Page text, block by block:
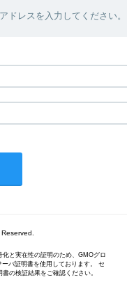
ドレスを入力してください。
化と実在性の証明のため、GMOグロ
バ証明書を使用しております。 セ
の検証結果をご確認ください。